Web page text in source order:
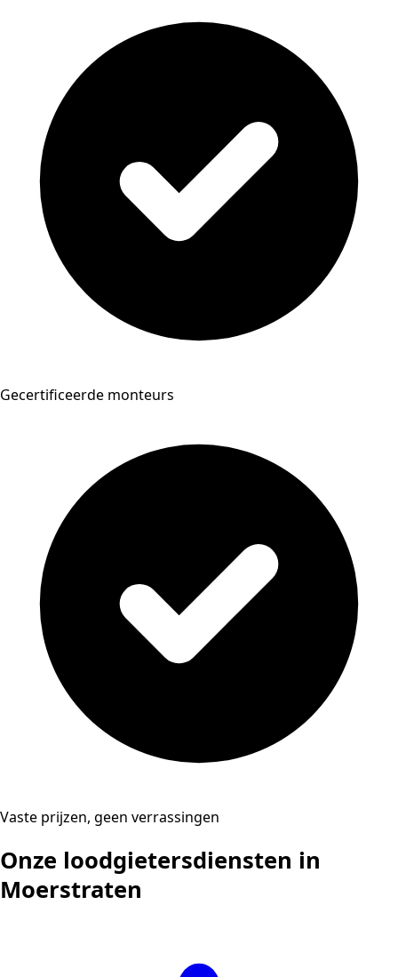
Gecertificeerde monteurs
Vaste prijzen, geen verrassingen
Onze loodgietersdiensten in
Moerstraten